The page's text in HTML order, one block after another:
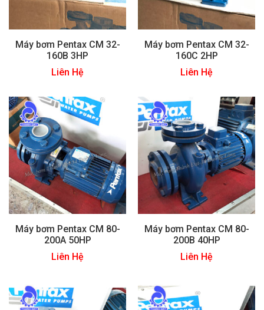
Máy bơm Pentax CM 32-
160B 3HP
Liên Hệ
Máy bơm Pentax CM 32-
160C 2HP
Liên Hệ
Máy bơm Pentax CM 80-
200A 50HP
Liên Hệ
Máy bơm Pentax CM 80-
200B 40HP
Liên Hệ